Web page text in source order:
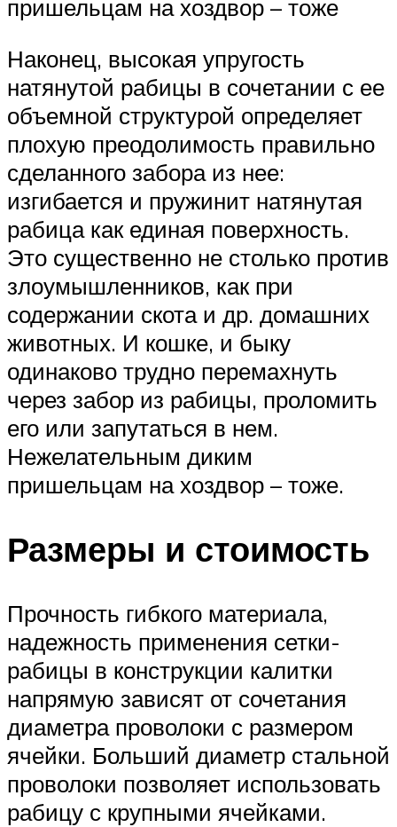
пришельцам на хоздвор – тоже
Наконец, высокая упругость
натянутой рабицы в сочетании с ее
объемной структурой определяет
плохую преодолимость правильно
сделанного забора из нее:
изгибается и пружинит натянутая
рабица как единая поверхность.
Это существенно не столько против
злоумышленников, как при
содержании скота и др. домашних
животных. И кошке, и быку
одинаково трудно перемахнуть
через забор из рабицы, проломить
его или запутаться в нем.
Нежелательным диким
пришельцам на хоздвор – тоже.
Размеры и стоимость
Прочность гибкого материала,
надежность применения сетки-
рабицы в конструкции калитки
напрямую зависят от сочетания
диаметра проволоки с размером
ячейки. Больший диаметр стальной
проволоки позволяет использовать
рабицу с крупными ячейками.